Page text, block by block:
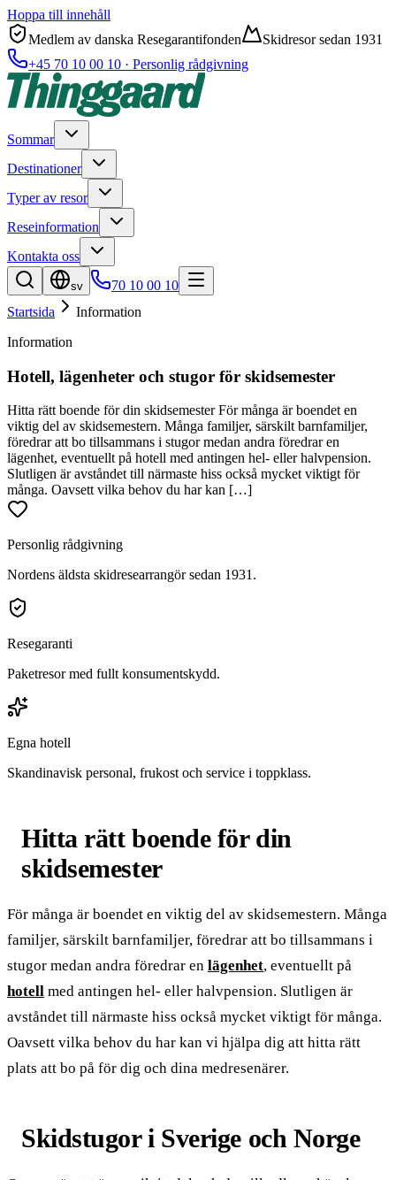
Hoppa till innehåll
Medlem av danska Resegarantifonden
Skidresor sedan 1931
+45 70 10 00 10 · Personlig rådgivning
Sommar
Destinationer
Typer av resor
Reseinformation
Kontakta oss
sv
70 10 00 10
Startsida
Information
Information
Hotell, lägenheter och stugor för skidsemester
Hitta rätt boende för din skidsemester För många är boendet en
viktig del av skidsemestern. Många familjer, särskilt barnfamiljer,
föredrar att bo tillsammans i stugor medan andra föredrar en
lägenhet, eventuellt på hotell med antingen hel- eller halvpension.
Slutligen är avståndet till närmaste hiss också mycket viktigt för
många. Oavsett vilka behov du har kan […]
Personlig rådgivning
Nordens äldsta skidresearrangör sedan 1931.
Resegaranti
Paketresor med fullt konsumentskydd.
Egna hotell
Skandinavisk personal, frukost och service i toppklass.
Hitta rätt boende för din
skidsemester
För många är boendet en viktig del av skidsemestern. Många
familjer, särskilt barnfamiljer, föredrar att bo tillsammans i
stugor medan andra föredrar en lägenhet, eventuellt på
hotell med antingen hel- eller halvpension. Slutligen är
avståndet till närmaste hiss också mycket viktigt för många.
Oavsett vilka behov du har kan vi hjälpa dig att hitta rätt
plats att bo på för dig och dina medresenärer.
Skidstugor i Sverige och Norge